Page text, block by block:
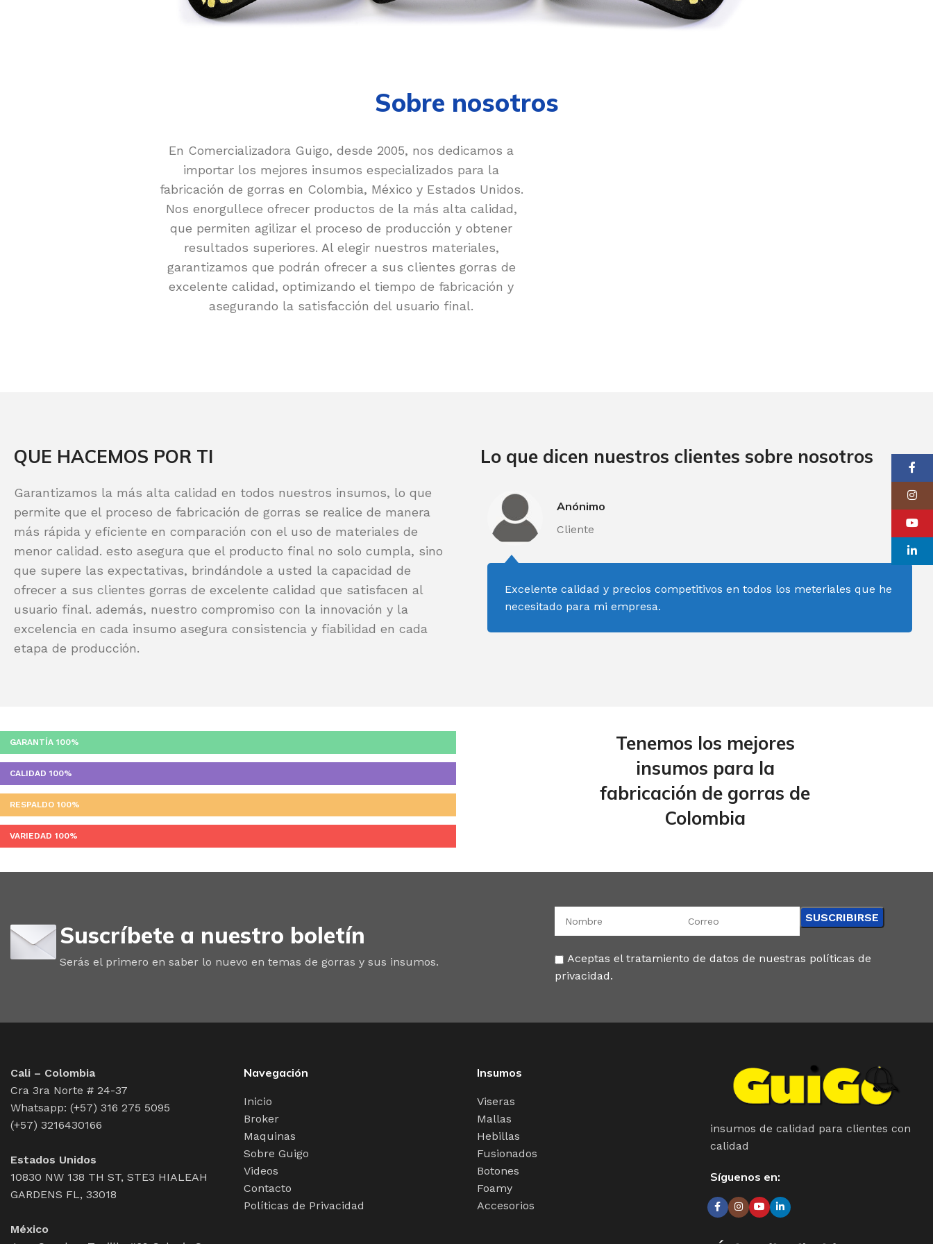
Sobre nosotros
En Comercializadora Guigo, desde 2005, nos dedicamos a
importar los mejores insumos especializados para la
fabricación de gorras en Colombia, México y Estados Unidos.
Nos enorgullece ofrecer productos de la más alta calidad,
que permiten agilizar el proceso de producción y obtener
resultados superiores. Al elegir nuestros materiales,
garantizamos que podrán ofrecer a sus clientes gorras de
excelente calidad, optimizando el tiempo de fabricación y
asegurando la satisfacción del usuario final.
QUE HACEMOS POR TI
Garantizamos la más alta calidad en todos nuestros insumos, lo que
permite que el proceso de fabricación de gorras se realice de manera
más rápida y eficiente en comparación con el uso de materiales de
menor calidad. esto asegura que el producto final no solo cumpla, sino
que supere las expectativas, brindándole a usted la capacidad de
ofrecer a sus clientes gorras de excelente calidad que satisfacen al
usuario final. además, nuestro compromiso con la innovación y la
excelencia en cada insumo asegura consistencia y fiabilidad en cada
etapa de producción.
Lo que dicen nuestros clientes sobre nosotros
Anónimo
Cliente
Excelente calidad y precios competitivos en todos los meteriales que he
necesitado para mi empresa.
GARANTÍA100%
CALIDAD100%
RESPALDO100%
VARIEDAD100%
Tenemos los mejores
insumos para la
fabricación de gorras de
Colombia
Suscríbete a nuestro boletín
Serás el primero en saber lo nuevo en temas de gorras y sus insumos.
Aceptas el tratamiento de datos de nuestras políticas de
privacidad.
Cali – Colombia
Cra 3ra Norte # 24-37
Whatsapp: (+57) 316 275 5095
(+57) 3216430166
Estados Unidos
10830 NW 138 TH ST, STE3 HIALEAH
GARDENS FL, 33018
México
Navegación
Inicio
Broker
Maquinas
Sobre Guigo
Videos
Contacto
Políticas de Privacidad
Insumos
Viseras
Mallas
Hebillas
Fusionados
Botones
Foamy
Accesorios
insumos de calidad para clientes con
calidad
Síguenos en:
YouTube
linkedin